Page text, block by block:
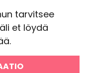
tarvitsee
et löydä